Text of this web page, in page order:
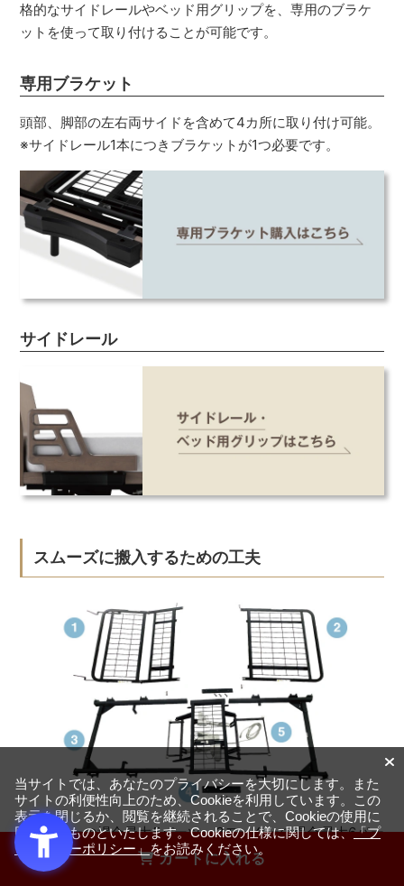
カートに入れる
格的なサイドレールやベッド用グリップを、専用のブラケ
ットを使って取り付けることが可能です。
専用ブラケット
頭部、脚部の左右両サイドを含めて4カ所に取り付け可能。
※サイドレール1本につきブラケットが1つ必要です。
サイドレール
スムーズに搬入するための工夫
2モーターの場合最大5パーツ、3モーターの場合最大6パー
ツに分離が可能です。搬入が厳しい場合には分離が可能だ
からスムーズに行くような工夫をしています。搬入経路の
当サイトでは、あなたのプライバシーを大切にします。また
サイトの利便性向上のため、Cookieを利用しています。この
表示を閉じるか、閲覧を継続されることで、Cookieの使用に
同意するものといたします。Cookieの仕様に関しては、「プ
ライバシーポリシー」をお読みください。